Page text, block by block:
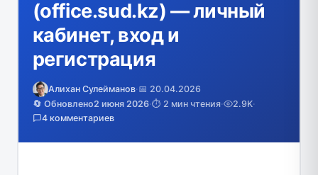
(office.sud.kz) — личный
кабинет, вход и
регистрация
Алихан Сулейманов·📅 20.04.2026
🔄 Обновлено2 июня 2026·⏱️ 2 мин чтения· 2.9K·
4 комментариев